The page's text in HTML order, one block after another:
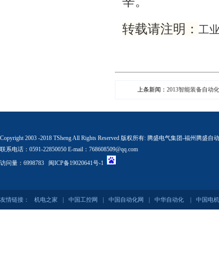
转载请注明： 工
上条新闻： 2013智能装备自动
Copyright 2003 -2018 TSheng All Rights Reserved 版权所有: 腾盛电气集团-福州腾盛自
联系电话：0591-22850050 E-mail：768608509@qq.com
访问量：6998783 闽ICP备19020641号-1
友情链接： 机电之家 中国工控网 中国自动化网 中华自动化 中国电